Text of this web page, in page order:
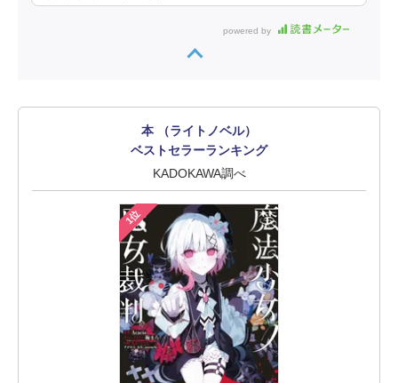
powered by
本 （ライトノベル）
ベストセラーランキング
KADOKAWA調べ
1位